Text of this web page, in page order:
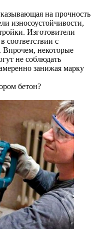
на прочность
износоустойчивости,
Изготовители
соответствии с
некоторые
не соблюдать
занижая марку
бетон?